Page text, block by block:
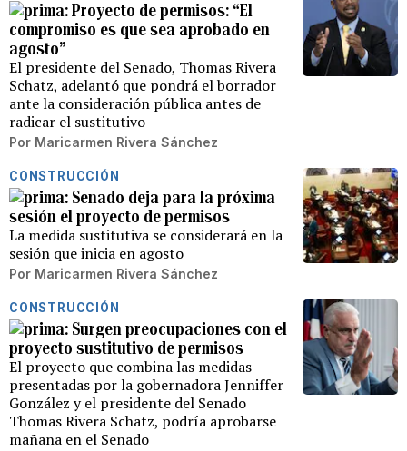
Proyecto de permisos: “El
compromiso es que sea aprobado en
agosto”
El presidente del Senado, Thomas Rivera
Schatz, adelantó que pondrá el borrador
ante la consideración pública antes de
radicar el sustitutivo
Por Maricarmen Rivera Sánchez
CONSTRUCCIÓN
Senado deja para la próxima
sesión el proyecto de permisos
La medida sustitutiva se considerará en la
sesión que inicia en agosto
Por Maricarmen Rivera Sánchez
CONSTRUCCIÓN
Surgen preocupaciones con el
proyecto sustitutivo de permisos
El proyecto que combina las medidas
presentadas por la gobernadora Jenniffer
González y el presidente del Senado
Thomas Rivera Schatz, podría aprobarse
mañana en el Senado